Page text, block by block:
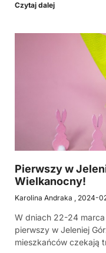
Czytaj dalej
Pierwszy w
Wielkanocny!
Karolina Andraka 2024-
W dniach 22-24
pierwszy w Jeleniej
mieszkańców czekają